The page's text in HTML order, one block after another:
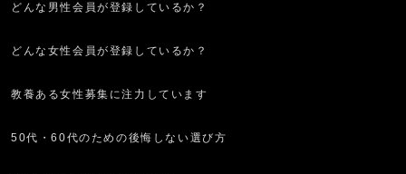
どんな男性会員が登録しているか？
どんな女性会員が登録しているか？
教養ある女性募集に注力しています
50代・60代のための後悔しない選び方